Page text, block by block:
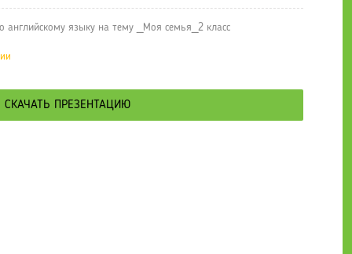
английскому языку на тему _Моя семья_2 класс
СКАЧАТЬ ПРЕЗЕНТАЦИЮ